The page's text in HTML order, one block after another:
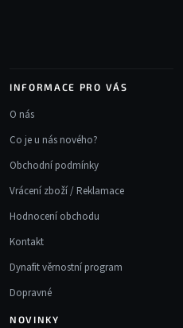
INFORMACE PRO VÁS
O nás
Co je u nás nového?
Obchodní podmínky
Vrácení zboží / Reklamace
Hodnocení obchodu
Kontakt
Dynafit věrnostní program
Dopravné
NOVINKY